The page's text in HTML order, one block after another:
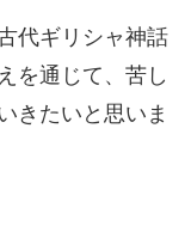
代ギリシャ神話
を通じて、苦し
きたいと思いま